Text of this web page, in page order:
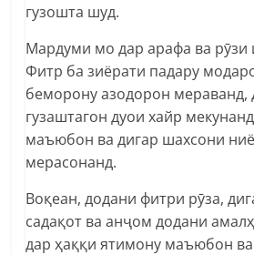
гузошта шуд.
Мардуми мо дар арафа ва рӯзи
Фитр ба зиёрати падару
беморону азодорон мераванд,
гузаштагон дуои хайр
маъюбон ва дигар шахсони
мерасонанд.
Воқеан, додани фитри рӯза,
садақот ва анҷом додани
дар ҳаққи ятимону маъюбон